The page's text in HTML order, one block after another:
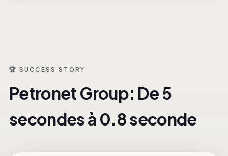
🏆 SUCCESS STORY
Petronet Group: De 5
secondes à 0.8 seconde